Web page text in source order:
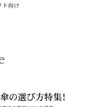
ト向け